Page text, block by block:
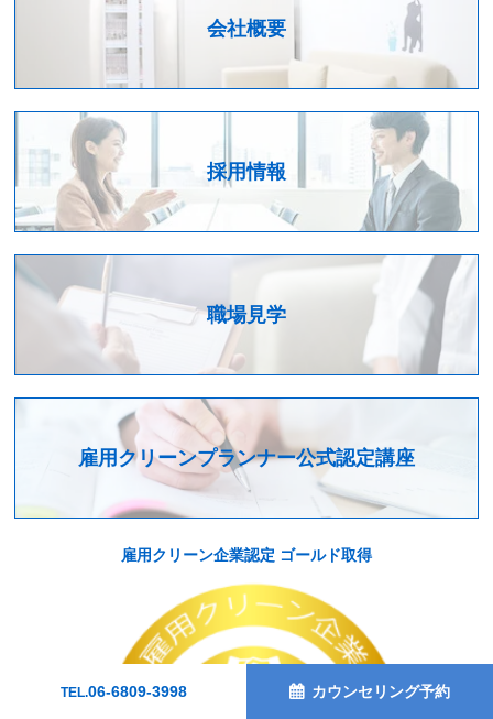
TEL.06-6809-3998 カウンセリング予約
会社概要
採用情報
職場見学
雇用クリーンプランナー公式認定講座
雇用クリーン企業認定 ゴールド取得